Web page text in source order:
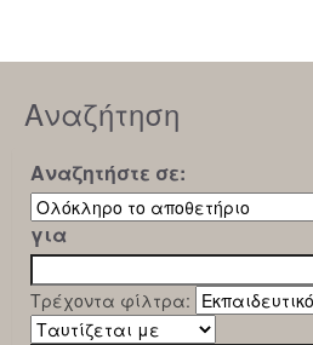
Αναζήτηση
Αναζητήστε σε:
για
Τρέχοντα φίλτρα: